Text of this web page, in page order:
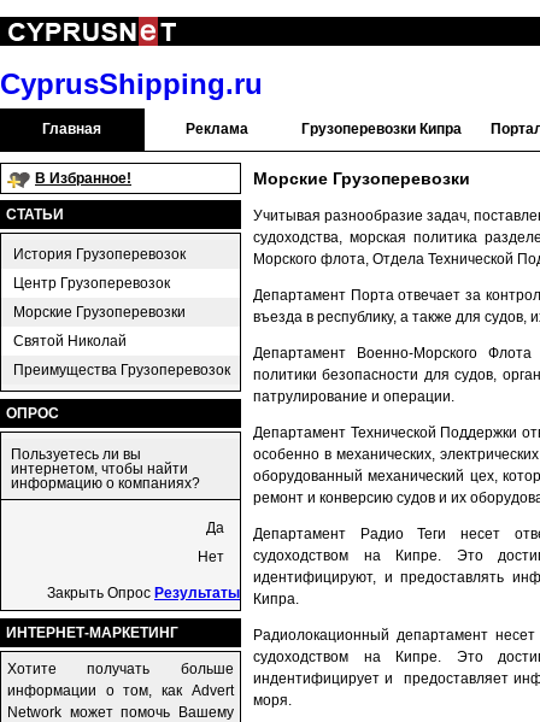
CyprusShipping.ru
Главная Реклама Грузоперевозки Кипра
В Избранное!
СТАТЬИ
История Грузоперевозок
Центр Грузоперевозок
Морские Грузоперевозки
Святой Николай
Преимущества Грузоперевозок
ОПРОС
Пользуетесь ли вы
интернетом, чтобы найти
информацию о компаниях?
Да
Нет
Закрыть Опрос Результаты
ИНТЕРНЕТ-МАРКЕТИНГ
Хотите получать больше
информации о том, как Advert
Network может помочь Вашему
Морские Грузоперевозки
Учитывая разнообразие задач,
судоходства, морская политика
Морского флота, Отдела Технической
Департамент Порта отвечает за
въезда в республику, а также для судов,
Департамент Военно-Морского
политики безопасности для судов,
патрулирование и операции.
Департамент Технической Поддержки
особенно в механических,
оборудованный механический цех,
ремонт и конверсию судов и их
Департамент Радио Теги несет
судоходством на Кипре. Это
идентифицируют, и предоставлять
Кипра.
Радиолокационный департамент
судоходством на Кипре. Это
индентифицирует и предоставляет
моря.